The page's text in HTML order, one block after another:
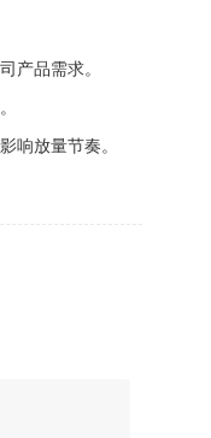
品需求。
放量节奏。